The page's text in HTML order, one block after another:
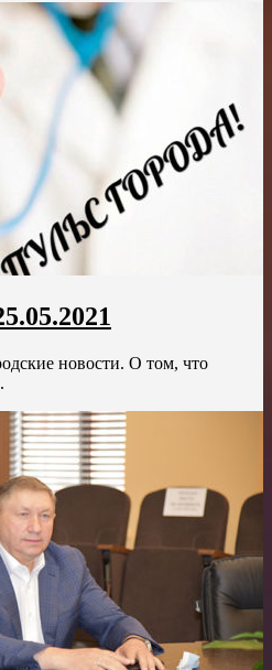
новости. О том, что